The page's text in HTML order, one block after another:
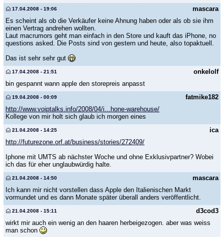
mascara
17.04.2008 - 19:06
Es scheint als ob die Verkäufer keine Ahnung haben oder als ob sie ihm
einen Vertrag andrehen wollten.
Laut macrumors geht man einfach in den Store und kauft das iPhone, no
questions asked. Die Posts sind von gestern und heute, also topaktuell.
Das ist sehr sehr gut
onkelolf
17.04.2008 - 21:51
bin gespannt wann apple den storepreis anpasst
fatmike182
19.04.2008 - 00:09
http://www.voiptalks.info/2008/04/i...hone-warehouse/
Kollege von mir holt sich glaub ich morgen eines
ica
21.04.2008 - 14:25
http://futurezone.orf.at/business/stories/272409/
Iphone mit UMTS ab nächster Woche und ohne Exklusivpartner? Wobei
ich das für eher unglaubwürdig halte.
mascara
21.04.2008 - 14:50
Ich kann mir nicht vorstellen dass Apple den Italienischen Markt
vormundet und es dann Monate später überall anders veröffentlicht.
d3cod3
21.04.2008 - 15:11
wirkt mir auch ein wenig an den haaren herbeigezogen. aber was weiss
man schon